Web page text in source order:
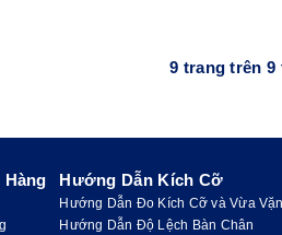
9 trang trên 9
Hàng Hướng Dẫn Kích Cỡ
Hướng Dẫn Đo Kích Cỡ và Vừa Vặn
Hướng Dẫn Độ Lệch Bàn Chân